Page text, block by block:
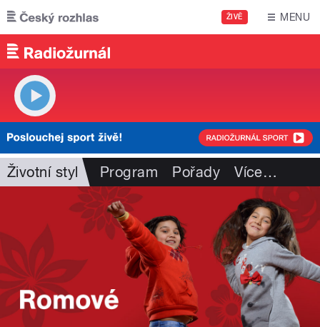
Přejít k hlavnímu obsahu
ŽIVĚ MENU
Životní styl Program Pořady Více…